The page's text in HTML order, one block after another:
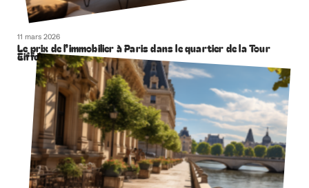
11 mars 2026
Le prix de l’immobilier à Paris dans le quartier de la Tour
Eiffel